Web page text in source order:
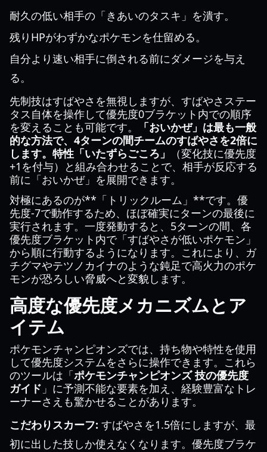
耐久の低い相手の「きあいのタスキ」を潰す。
残りHPがわずかなポケモンを仕留める。
自分より速い相手に倒される前にダメージを与え
る。
先制技はすばやさを無視しますが、すばやさステー
タス自体を操作して優先度0ブラケット内での順序
を変えることも可能です。
「おいかぜ」 は最も一般
的な方法で、4ターンの間チームのすばやさを2倍に
します。特性 「いたずらごころ」
（変化技に優先度
+1を付与）と組み合わせることで、相手が反応する
前に「おいかぜ」を展開できます。
対極にあるのが**「トリックルーム」**です。優
先度-7で動作するため、ほぼ確実にターンの最後に
実行されます。一度発動すると、5ターンの間、各
優先度ブラケット内で「すばやさが低いポケモン」
から順に行動するようになります。これにより、ガ
チグマやテツノカイナのような鈍足で高火力のポケ
モンが恐ろしい脅威へと変貌します。
高度な優先度メカニズムとア
イテム
ポケモンチャンピオンズでは、持ち物や特性を使用
して優先度システムをさらに操作できます。これら
のツールは「ポケモンチャンピオンズ 技の優先度
ガイド 」に予測不能な要素を加え、経験豊富なトレ
ーナーさえも驚かせることがあります。
こだわりスカーフ: すばやさを1.5倍にしますが、最
初に出した技しか使えなくなります。優先度ブラケ